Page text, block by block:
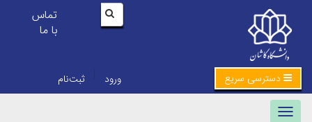
تماس
با ما
ورود | ثبت‌نام دسترسی سریع
Toggle navigation